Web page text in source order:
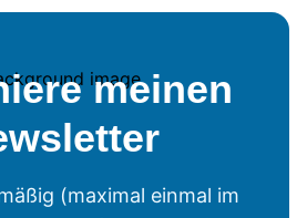
meinen
(maximal einmal im